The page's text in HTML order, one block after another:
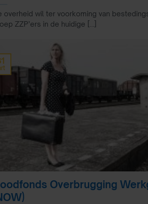
overheid wil ter voorkoming van
ZZP’ers in de huidige [...]
Overbrugging